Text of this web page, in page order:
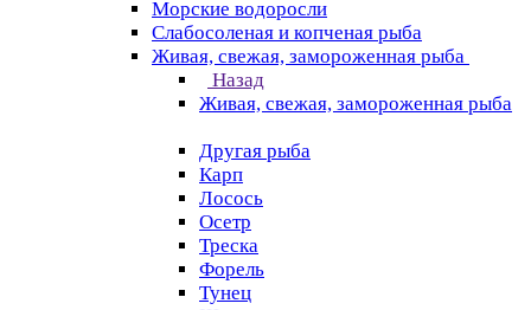
Морские водоросли
Слабосоленая и копченая рыба
Живая, свежая, замороженная рыба
Назад
Живая, свежая, замороженная рыба
Другая рыба
Карп
Лосось
Осетр
Треска
Форель
Тунец